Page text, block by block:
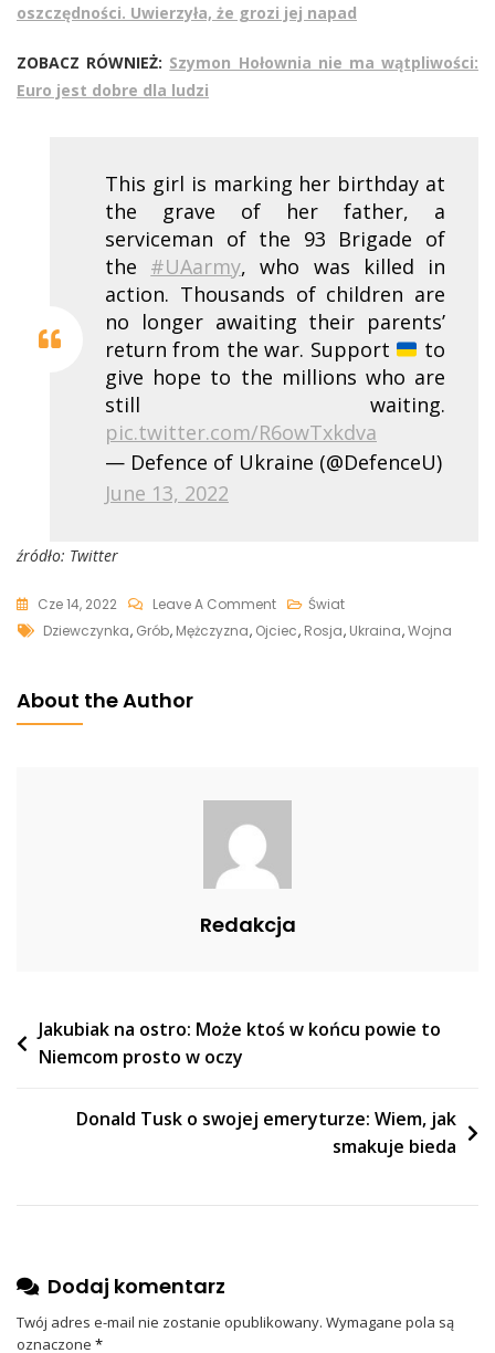
oszczędności. Uwierzyła, że grozi jej napad
ZOBACZ RÓWNIEŻ: Szymon Hołownia nie ma wątpliwości:
Euro jest dobre dla ludzi
This girl is marking her birthday at
the grave of her father, a
serviceman of the 93 Brigade of
the #UAarmy, who was killed in
action. Thousands of children are
no longer awaiting their parents’
return from the war. Support
to
give hope to the millions who are
still waiting.
pic.twitter.com/R6owTxkdva
— Defence of Ukraine (@DefenceU)
June 13, 2022
źródło: Twitter
Cze 14, 2022 Leave A CommentOn
Dziewczynka
Świat
Tags
Dziewczynka, Grób, Mężczyzna, Ojciec, Rosja, Ukraina,Wojna
About the Author
Redakcja
Nawigacja
wpisu
Jakubiak na ostro: Może ktoś w końcu powie to
Niemcom prosto w oczy
Donald Tusk o swojej emeryturze: Wiem, jak
smakuje bieda
Dodaj komentarz
Twój adres e-mail nie zostanie opublikowany. Wymagane pola są
oznaczone *